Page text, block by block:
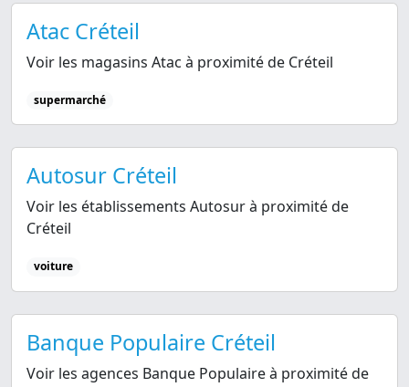
Atac Créteil
Voir les magasins Atac à proximité de Créteil
supermarché
Autosur Créteil
Voir les établissements Autosur à proximité de
Créteil
voiture
Banque Populaire Créteil
Voir les agences Banque Populaire à proximité de